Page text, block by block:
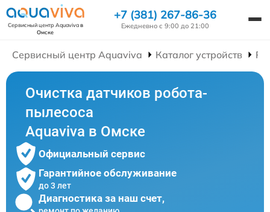
Сервисный центр Aquavivaв
Омске
+7 (381) 267-86-36
Ежедневно с 9:00 до 21:00
Сервисный центр Aquaviva Каталог устройств
Очистка датчиков робота-
пылесоса
Aquaviva в Омске
Официальный сервис
Гарантийное обслуживание
до 3 лет
Диагностика за наш счет,